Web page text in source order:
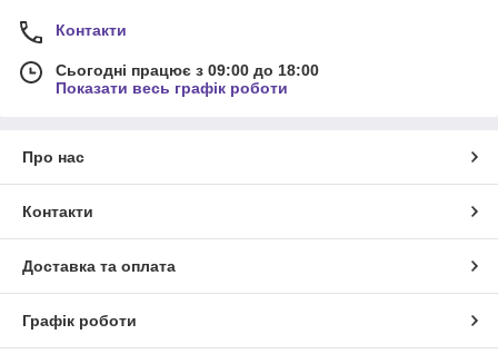
Контакти
Сьогодні працює з 09:00 до 18:00
Показати весь графік роботи
Про нас
Контакти
Доставка та оплата
Графік роботи